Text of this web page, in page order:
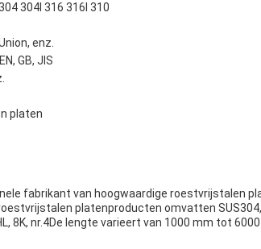
304l 316 316l 310
enz.
GB, JIS
platen
fabrikant van hoogwaardige roestvrijstalen
platenproducten omvatten SUS304,
8K, nr.4De lengte varieert van 1000 mm tot